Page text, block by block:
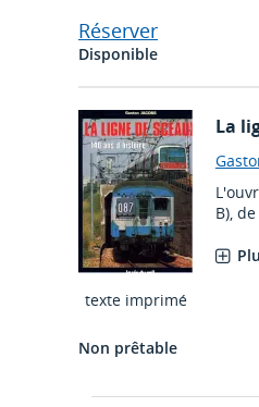
Réserver
Disponible
texte imprimé
La
B),
Non prêtable